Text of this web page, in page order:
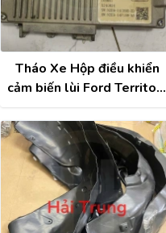
Tháo Xe Hộp điều khiển
cảm biến lùi Ford Territory